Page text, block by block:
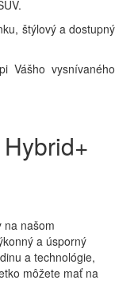
štýlový a dostupný
Vášho vysnívaného
na našom
a úsporný
a technológie,
môžete mať na